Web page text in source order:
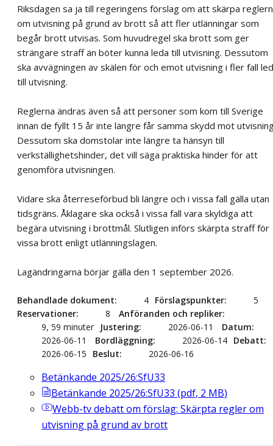
Riksdagen sa ja till regeringens förslag om att skärpa
om utvisning på grund av brott så att fler utlänningar som
begår brott utvisas. Som huvudregel ska brott som ger
strängare straff än böter kunna leda till utvisning. Dessutom
ska avvägningen av skälen för och emot utvisning i fler fall
till utvisning.
Reglerna ändras även så att personer som kom till Sverige
innan de fyllt 15 år inte längre får samma skydd mot
Dessutom ska domstolar inte längre ta hänsyn till
verkställighetshinder, det vill säga praktiska hinder för att
genomföra utvisningen.
Vidare ska återreseförbud bli längre och i vissa fall gälla utan
tidsgräns. Åklagare ska också i vissa fall vara skyldiga att
begära utvisning i brottmål. Slutligen införs skärpta straff för
vissa brott enligt utlänningslagen.
Lagändringarna börjar gälla den 1 september 2026.
Behandlade dokument 4 Förslagspunkter
5
Reservationer
8
Anföranden och repliker
9, 59 minuter
Justering 2026-06-11
Datum
2026-06-11
Bordläggning 2026-06-14 Debatt
2026-06-15
Beslut 2026-06-16
Betänkande 2025/26:SfU33
Betänkande 2025/26:SfU33 (pdf, 2 MB)
Webb-tvdebatt om förslag: Skärpta regler om
utvisning på grund av brott